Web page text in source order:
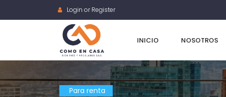
Login or Register
INICIO NOSOTROS
Para renta